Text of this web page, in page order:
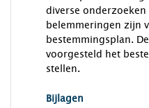
diverse
belemmeringen zijn
bestemmingsplan.
voorgesteld het
stellen.
Bijlagen